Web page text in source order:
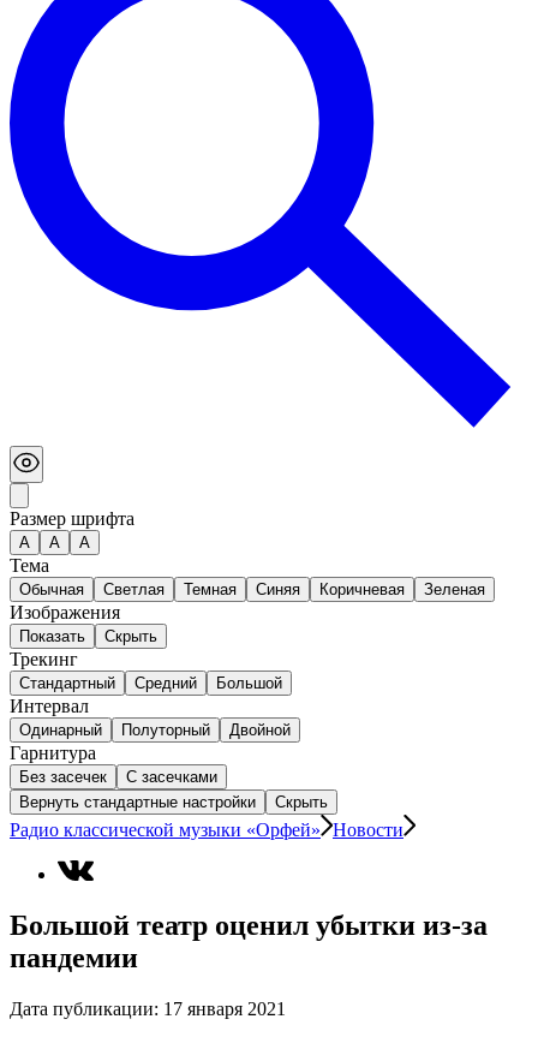
Размер шрифта
А A A
Тема
Обычная Светлая Темная Синяя Коричневая Зеленая
Изображения
Показать Скрыть
Трекинг
Стандартный Средний Большой
Интервал
Одинарный Полуторный Двойной
Гарнитура
Без засечек
С засечками
Вернуть стандартные настройки
Скрыть
Радио классической музыки «Орфей» Новости
Большой театр оценил убытки из-за
пандемии
Дата публикации: 17 января 2021